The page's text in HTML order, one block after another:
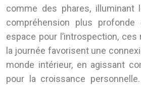
comme des phares, illuminant
compréhension plus
espace pour l’introspection,
la journée favorisent une
monde intérieur, en agissant
pour la croissance